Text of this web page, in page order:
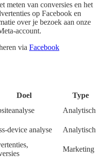
meten van conversies en het
op Facebook en
over je bezoek aan onze
account.
via Facebook
Doel
Type
Analytisch
device analyse Analytisch
Marketing